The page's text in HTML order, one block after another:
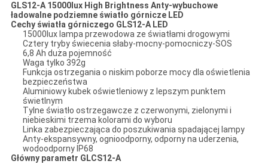
GLS12-A 15000lux High Brightness Anty-wybuchowe
ładowalne podziemne światło górnicze LED
Cechy światła górniczego GLS12-A LED
15000lux lampa przewodowa ze światłami drogowymi
Cztery tryby świecenia słaby-mocny-pomocniczy-SOS
6,8 Ah duża pojemność
Waga tylko 392g
Funkcja ostrzegania o niskim poborze mocy dla oświetlenia
bezpieczeństwa
Aluminiowy kubek oświetleniowy z lepszym punktem
świetlnym
Tylne światło ostrzegawcze z czerwonymi, zielonymi i
niebieskimi trzema kolorami do wyboru
Linka zabezpieczająca do poszukiwania spadającej lampy
Anty-ekspansywny, ognioodporny, odporny na uderzenia,
wodoodporny IP68
Główny parametr GLCS12-A